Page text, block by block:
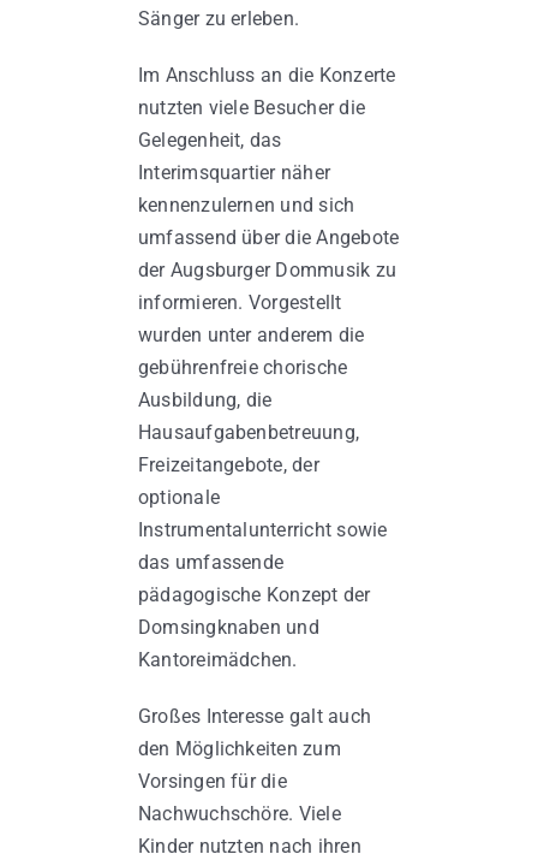
Sänger zu erleben.
Im Anschluss an die Konzerte
nutzten viele Besucher die
Gelegenheit, das
Interimsquartier näher
kennenzulernen und sich
umfassend über die Angebote
der Augsburger Dommusik zu
informieren. Vorgestellt
wurden unter anderem die
gebührenfreie chorische
Ausbildung, die
Hausaufgabenbetreuung,
Freizeitangebote, der
optionale
Instrumentalunterricht sowie
das umfassende
pädagogische Konzept der
Domsingknaben und
Kantoreimädchen.
Großes Interesse galt auch
den Möglichkeiten zum
Vorsingen für die
Nachwuchschöre. Viele
Kinder nutzten nach ihren